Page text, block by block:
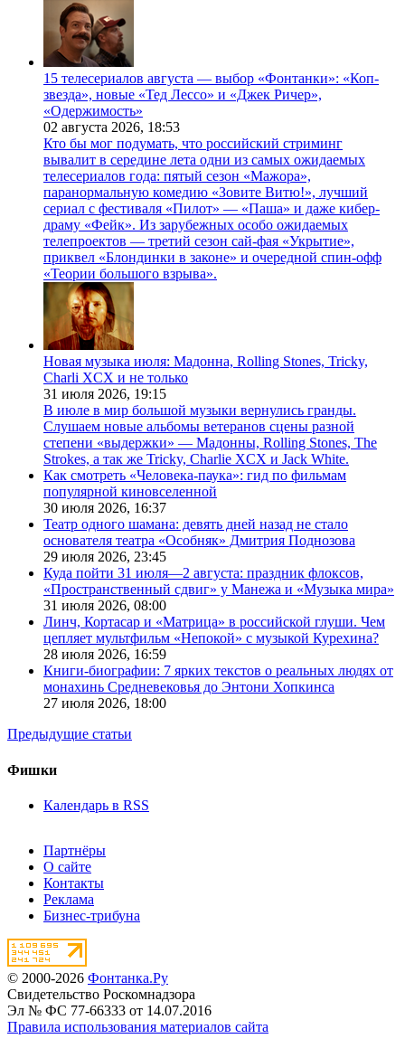
15 телесериалов августа — выбор «Фонтанки»: «Коп-
звезда», новые «Тед Лессо» и «Джек Ричер»,
«Одержимость»
02 августа 2026, 18:53
Кто бы мог подумать, что российский стриминг
вывалит в середине лета одни из самых ожидаемых
телесериалов года: пятый сезон «Мажора»,
паранормальную комедию «Зовите Витю!», лучший
сериал с фестиваля «Пилот» — «Паша» и даже кибер-
драму «Фейк». Из зарубежных особо ожидаемых
телепроектов — третий сезон сай-фая «Укрытие»,
приквел «Блондинки в законе» и очередной спин-офф
«Теории большого взрыва».
Новая музыка июля: Мадонна, Rolling Stones, Tricky,
Charli XCX и не только
31 июля 2026, 19:15
В июле в мир большой музыки вернулись гранды.
Слушаем новые альбомы ветеранов сцены разной
степени «выдержки» — Мадонны, Rolling Stones, The
Strokes, а так же Tricky, Charlie XCX и Jack White.
Как смотреть «Человека-паука»: гид по фильмам
популярной киновселенной
30 июля 2026, 16:37
Театр одного шамана: девять дней назад не стало
основателя театра «Особняк» Дмитрия Поднозова
29 июля 2026, 23:45
Куда пойти 31 июля—2 августа: праздник флоксов,
«Пространственный сдвиг» у Манежа и «Музыка мира»
31 июля 2026, 08:00
Линч, Кортасар и «Матрица» в российской глуши. Чем
цепляет мультфильм «Непокой» с музыкой Курехина?
28 июля 2026, 16:59
Книги-биографии: 7 ярких текстов о реальных людях от
монахинь Средневековья до Энтони Хопкинса
27 июля 2026, 18:00
Предыдущие статьи
Фишки
Календарь в RSS
Партнёры
О сайте
Контакты
Реклама
Бизнес-трибуна
© 2000-2026 Фонтанка.Ру
Свидетельство Роскомнадзора
Эл № ФС 77-66333 от 14.07.2016
Правила использования материалов сайта